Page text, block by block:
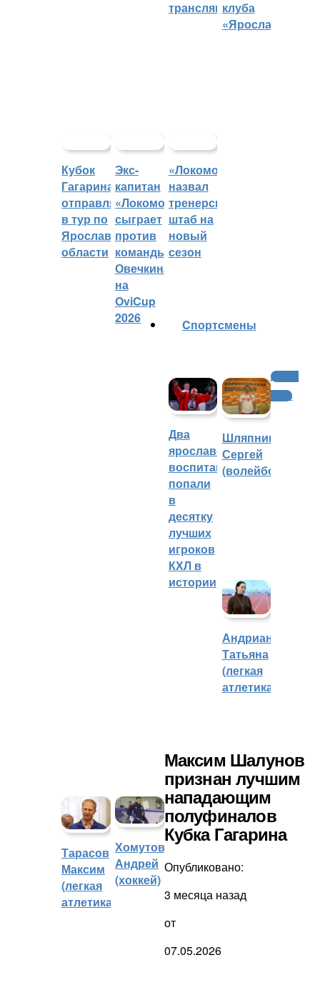
трансляцийклуба
«Ярославич»
Кубок
Гагарина
отправляется
в тур по
Ярославской
области
Экс-
капитан
«Локомотива»
сыграет
против
команды
Овечкина
на
OviCup
2026
«Локомотив»
назвал
тренерский
штаб на
новый
сезон
Cпортсмены
Два
ярославских
воспитанника
попали
в
десятку
лучших
игроков
КХЛ в
истории
Шляпников
Сергей
(волейбол)
Андрианова
Татьяна
(легкая
атлетика)
Тарасов
Максим
(легкая
атлетика)
Хомутов
Андрей
(хоккей)
Другие
виды
Максим Шалунов
признан лучшим
нападающим
полуфиналов
Кубка Гагарина
Опубликовано:
3 месяца назад
от
07.05.2026